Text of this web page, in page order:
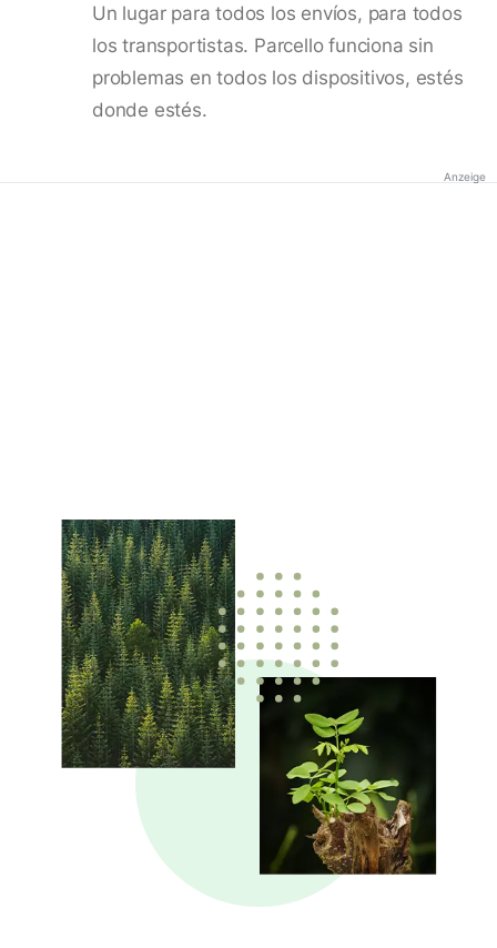
Un lugar para todos los envíos, para todos
los transportistas. Parcello funciona sin
problemas en todos los dispositivos, estés
donde estés.
Anzeige